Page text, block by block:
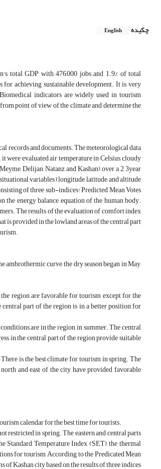
چکیده
English
total GDP with476,000jobs and 1.9% of total
for achieving sustainable development. It is very
indicators are widely used in tourism
point of view of the climate and determine the
records and documents. The meteorological data
were evaluated air temperature in Celsius, cloudy
Delijan, Natanz and Kashan) over a 23year
variables (longitude, latitude, and altitude
of three sub-indices: Predicted Mean Votes
energy balance equation of the human body.
The results of the evaluation of comfort index
provided in the lowland areas of the central part
curve, the dry season began in May,
region are favorable for tourism except for the
part of the region is in a better position for
are in the region, in summer. The central
in the central part of the region provide suitable
is the best climate for tourism in spring. The
and east of the city have provided favorable
calendar for the best time for tourists.
restricted in spring. The eastern and central parts
Standard Temperature Index (SET), the thermal
for tourism, According to the Predicated Mean
Kashan city based on the results of three indices